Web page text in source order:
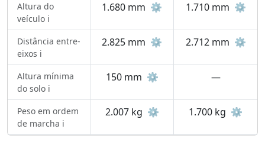
Altura do
veículo ℹ️
1.680 mm ⚙️ 1.710 mm ⚙️
Distância entre-
eixos ℹ️
2.825 mm ⚙️ 2.712 mm ⚙️
Altura mínima
do solo ℹ️
150 mm ⚙️ —
Peso em ordem
de marcha ℹ️
2.007 kg ⚙️ 1.700 kg ⚙️